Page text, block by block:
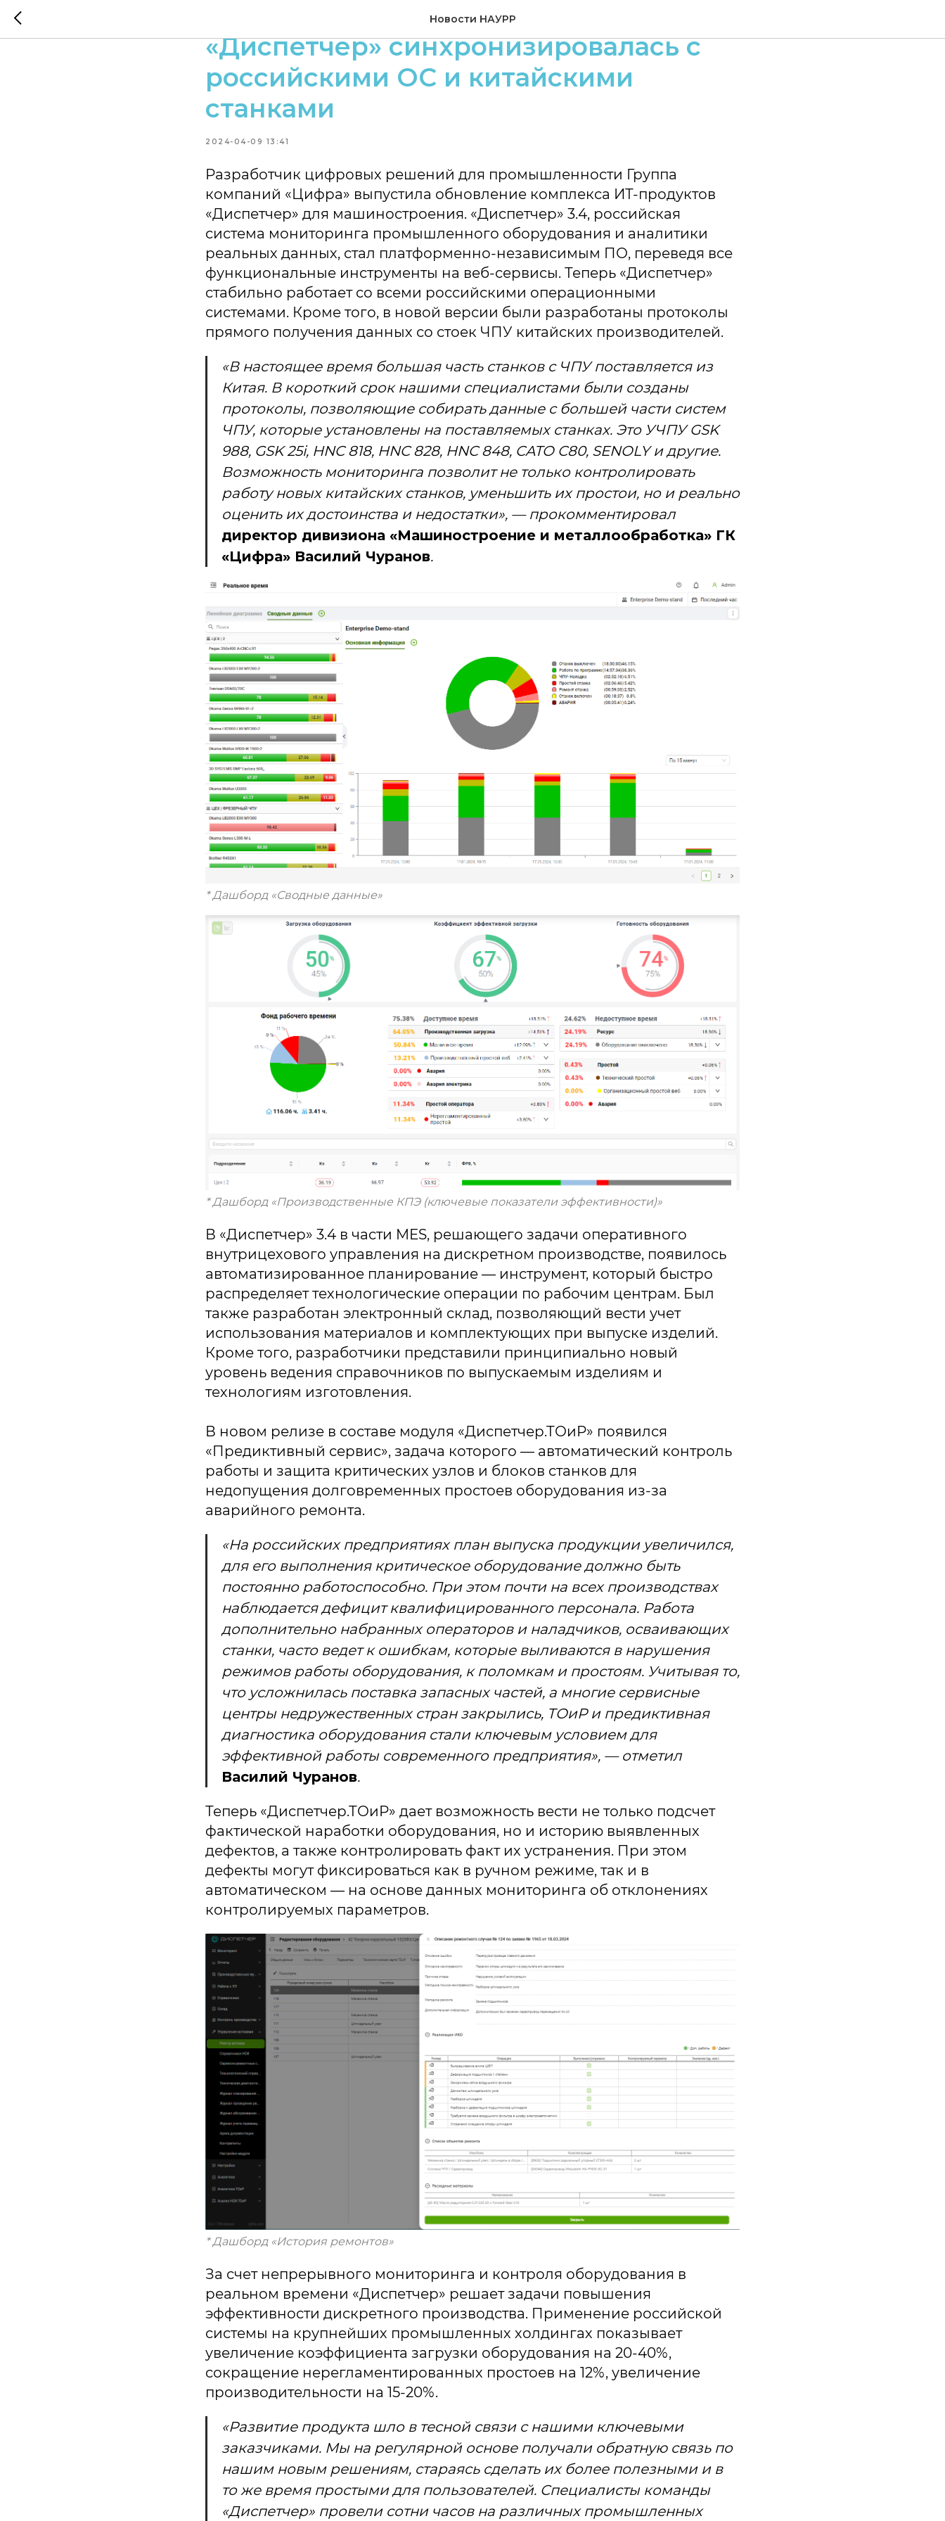
Новости НАУРР
Промышленная система мониторинга
«Диспетчер» синхронизировалась с
российскими ОС и китайскими
станками
2024-04-09 13:41
Разработчик цифровых решений для промышленности Группа
компаний «Цифра» выпустила обновление комплекса ИТ-продуктов
«Диспетчер» для машиностроения. «Диспетчер» 3.4, российская
система мониторинга промышленного оборудования и аналитики
реальных данных, стал платформенно-независимым ПО, переведя все
функциональные инструменты на веб-сервисы. Теперь «Диспетчер»
стабильно работает со всеми российскими операционными
системами. Кроме того, в новой версии были разработаны протоколы
прямого получения данных со стоек ЧПУ китайских производителей.
«В настоящее время большая часть станков с ЧПУ поставляется из
Китая. В короткий срок нашими специалистами были созданы
протоколы, позволяющие собирать данные с большей части систем
ЧПУ, которые установлены на поставляемых станках. Это УЧПУ GSK
988, GSK 25i, HNC 818, HNC 828, HNC 848, CATO C80, SENOLY и другие.
Возможность мониторинга позволит не только контролировать
работу новых китайских станков, уменьшить их простои, но и реально
оценить их достоинства и недостатки», — прокомментировал
директор дивизиона «Машиностроение и металлообработка» ГК
«Цифра» Василий Чуранов.
* Дашборд «Сводные данные»
* Дашборд «Производственные КПЭ (ключевые показатели эффективности)»
В «Диспетчер» 3.4 в части MES, решающего задачи оперативного
внутрицехового управления на дискретном производстве, появилось
автоматизированное планирование — инструмент, который быстро
распределяет технологические операции по рабочим центрам. Был
также разработан электронный склад, позволяющий вести учет
использования материалов и комплектующих при выпуске изделий.
Кроме того, разработчики представили принципиально новый
уровень ведения справочников по выпускаемым изделиям и
технологиям изготовления.
В новом релизе в составе модуля «Диспетчер.ТОиР» появился
«Предиктивный сервис», задача которого — автоматический контроль
работы и защита критических узлов и блоков станков для
недопущения долговременных простоев оборудования из-за
аварийного ремонта.
«На российских предприятиях план выпуска продукции увеличился,
для его выполнения критическое оборудование должно быть
постоянно работоспособно. При этом почти на всех производствах
наблюдается дефицит квалифицированного персонала. Работа
дополнительно набранных операторов и наладчиков, осваивающих
станки, часто ведет к ошибкам, которые выливаются в нарушения
режимов работы оборудования, к поломкам и простоям. Учитывая то,
что усложнилась поставка запасных частей, а многие сервисные
центры недружественных стран закрылись, ТОиР и предиктивная
диагностика оборудования стали ключевым условием для
эффективной работы современного предприятия», — отметил
Василий Чуранов.
Теперь «Диспетчер.ТОиР» дает возможность вести не только подсчет
фактической наработки оборудования, но и историю выявленных
дефектов, а также контролировать факт их устранения. При этом
дефекты могут фиксироваться как в ручном режиме, так и в
автоматическом — на основе данных мониторинга об отклонениях
контролируемых параметров.
* Дашборд «История ремонтов»
За счет непрерывного мониторинга и контроля оборудования в
реальном времени «Диспетчер» решает задачи повышения
эффективности дискретного производства. Применение российской
системы на крупнейших промышленных холдингах показывает
увеличение коэффициента загрузки оборудования на 20-40%,
сокращение нерегламентированных простоев на 12%, увеличение
производительности на 15-20%.
«Развитие продукта шло в тесной связи с нашими ключевыми
заказчиками. Мы на регулярной основе получали обратную связь по
нашим новым решениям, стараясь сделать их более полезными и в
то же время простыми для пользователей. Специалисты команды
«Диспетчер» провели сотни часов на различных промышленных